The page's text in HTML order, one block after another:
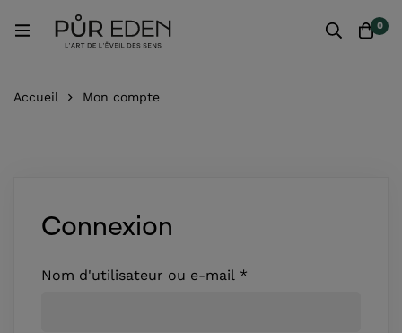
0
Accueil Mon compte
Connexion
Nom d'utilisateur ou e-mail *